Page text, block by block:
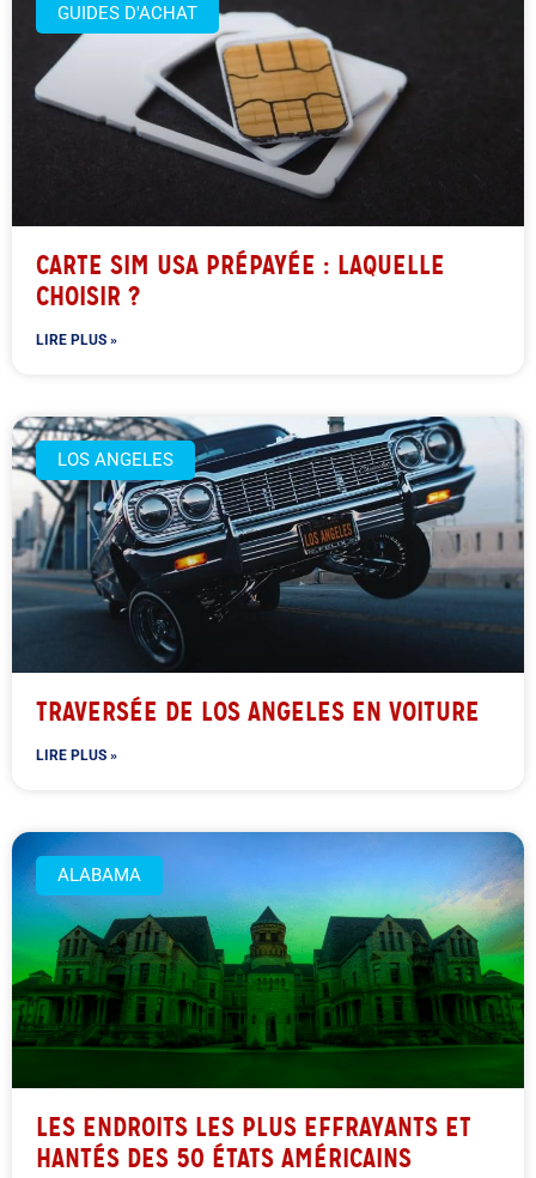
GUIDES D'ACHAT
CARTE SIM USA PRÉPAYÉE : LAQUELLE
CHOISIR ?
LIRE PLUS »
LOS ANGELES
TRAVERSÉE DE LOS ANGELES EN VOITURE
LIRE PLUS »
ALABAMA
LES ENDROITS LES PLUS EFFRAYANTS ET
HANTÉS DES 50 ÉTATS AMÉRICAINS